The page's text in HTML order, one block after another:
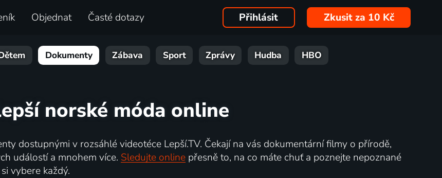
Objednat Časté dotazy Přihlásit Zkusit za 10 Kč
Dokumenty Zábava Sport Zprávy Hudba HBO
norské móda online
dostupnými v rozsáhlé videotéce Lepší.TV. Čekají na vás dokumentární filmy o přírodě,
událostí a mnohem více. Sledujte onlinepřesně to, na co máte chuť a poznejte nepoznané
vybere každý.